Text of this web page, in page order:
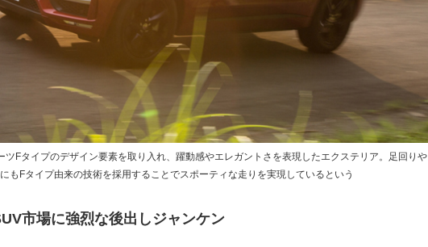
Fタイプのデザイン要素を取り入れ、躍動感やエレガントさを表現したエクステリア。足回りや
もFタイプ由来の技術を採用することでスポーティな走りを実現しているという
市場に強烈な後出しジャンケン